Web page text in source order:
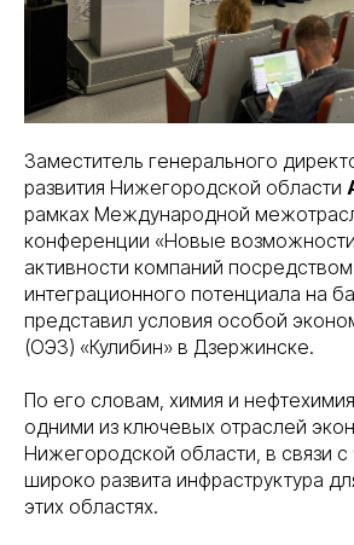
Заместитель генерального
развития Нижегородской области
рамках Международной
конференции «Новые
активности компаний посредством
интеграционного потенциала на
представил условия особой
(ОЭЗ) «Кулибин» в Дзержинске.
По его словам, химия и
одними из ключевых отраслей
Нижегородской области, в связи
широко развита инфраструктура
этих областях.